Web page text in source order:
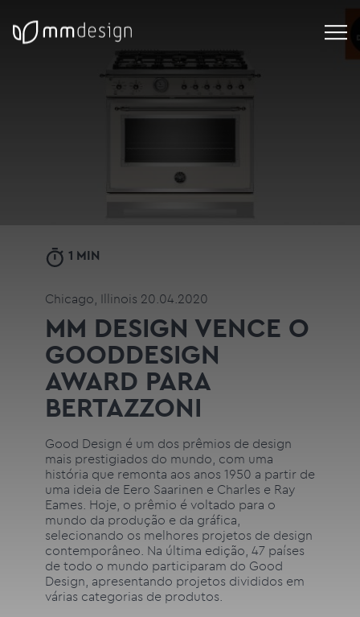
1 MIN
Chicago, Illinois 20.04.2020
MM DESIGN VENCE O
GOODDESIGN
AWARD PARA
BERTAZZONI
Good Design é um dos prêmios de design
mais prestigiados do mundo, com uma
história que remonta aos anos 1950 a partir de
uma ideia de Eero Saarinen e Charles e Ray
Eames. Hoje, o prêmio é voltado para o
mundo da produção e da gráfica,
selecionando os melhores projetos de design
contemporâneo. Na última edição, 47 países
de todo o mundo participaram do Good
Design, apresentando projetos divididos em
várias categorias de produtos.